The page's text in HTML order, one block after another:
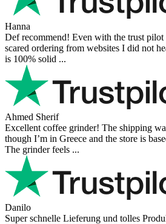
Hanna
Def recommend! Even with the trust
scared ordering from websites I did not
is 100% solid ...
Ahmed Sherif
Excellent coffee grinder! The shipping
though I’m in Greece and the store is
The grinder feels ...
Danilo
Super schnelle Lieferung und tolles